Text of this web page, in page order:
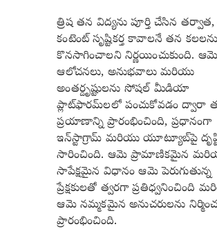
త్రిష తన విద్యను పూర్తి చేసిన తర్వాత,
కంటెంట్ సృష్టికర్త కావాలనే తన కలలను
కొనసాగించాలని నిర్ణయించుకుంది.
ఆలోచనలు, అనుభవాలు మరియు
అంతర్దృష్టులను సోషల్ మీడియా
ప్లాట్‌ఫారమ్‌లలో పంచుకోవడం ద్వారా
ప్రయాణాన్ని ప్రారంభించింది, ప్రధానంగా
ఇన్‌స్టాగ్రామ్ మరియు యూట్యూబ్‌పై
సారించింది. ఆమె ప్రామాణికమైన
సాపేక్షమైన విధానం ఆమె పెరుగుతున్న
ప్రేక్షకులతో త్వరగా ప్రతిధ్వనించింది
ఆమె నమ్మకమైన అనుచరులను
ప్రారంభించింది.